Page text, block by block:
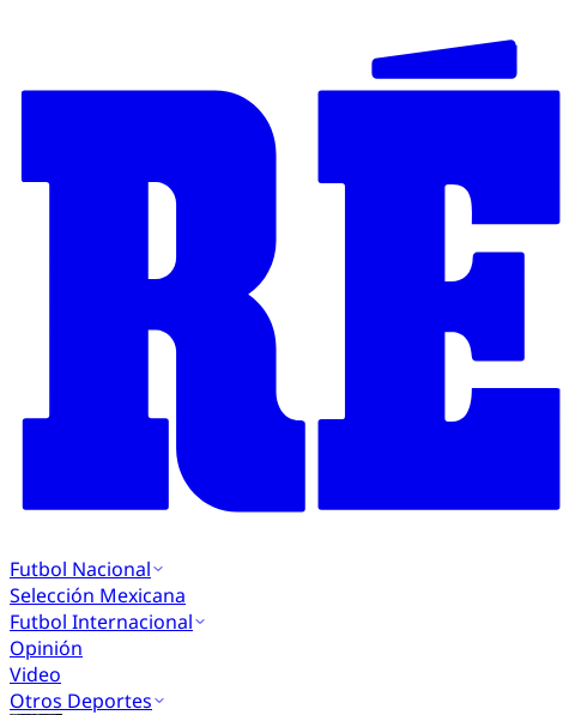
Futbol Nacional
Selección Mexicana
Futbol Internacional
Opinión
Video
Otros Deportes